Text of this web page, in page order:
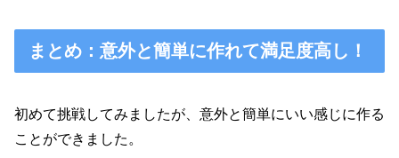
まとめ：意外と簡単に作れて満足度高し！
初めて挑戦してみましたが、意外と簡単にいい感じに作る
ことができました。